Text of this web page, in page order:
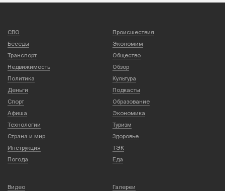
СВО
Происшествия
Беседы
Экономим
Транспорт
Общество
Недвижимость
Обзор
Политика
Культура
Деньги
Подкасты
Спорт
Образование
Афиша
Экономика
Технологии
Туризм
Страна и мир
Здоровье
Инструкция
ТЭК
Погода
Еда
Видео
Галереи